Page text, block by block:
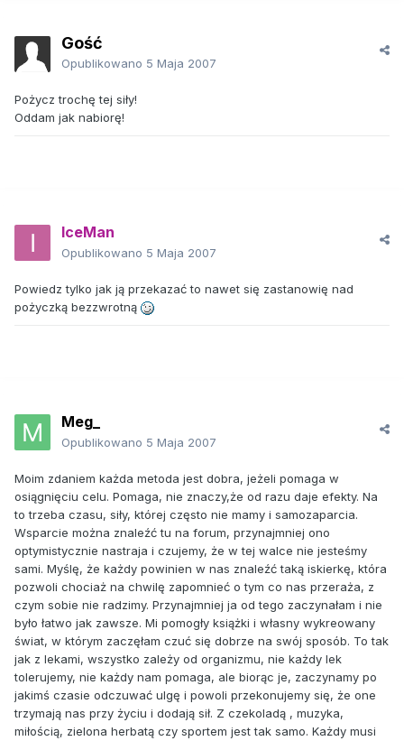
Gość
Opublikowano 5 Maja 2007
Pożycz trochę tej siły!
Oddam jak nabiorę!
IceMan
Opublikowano 5 Maja 2007
Powiedz tylko jak ją przekazać to nawet się zastanowię nad
pożyczką bezzwrotną
Meg_
Opublikowano 5 Maja 2007
Moim zdaniem każda metoda jest dobra, jeżeli pomaga w
osiągnięciu celu. Pomaga, nie znaczy,że od razu daje efekty. Na
to trzeba czasu, siły, której często nie mamy i samozaparcia.
Wsparcie można znaleźć tu na forum, przynajmniej ono
optymistycznie nastraja i czujemy, że w tej walce nie jesteśmy
sami. Myślę, że każdy powinien w nas znaleźć taką iskierkę, która
pozwoli chociaż na chwilę zapomnieć o tym co nas przeraża, z
czym sobie nie radzimy. Przynajmniej ja od tego zaczynałam i nie
było łatwo jak zawsze. Mi pomogły książki i własny wykreowany
świat, w którym zaczęłam czuć się dobrze na swój sposób. To tak
jak z lekami, wszystko zależy od organizmu, nie każdy lek
tolerujemy, nie każdy nam pomaga, ale biorąc je, zaczynamy po
jakimś czasie odczuwać ulgę i powoli przekonujemy się, że one
trzymają nas przy życiu i dodają sił. Z czekoladą , muzyka,
miłością, zielona herbatą czy sportem jest tak samo. Każdy musi